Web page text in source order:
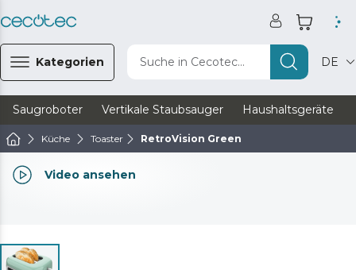
Kategorien Suche in Cecotec... DE
Saugroboter Vertikale Staubsauger Haushaltsgeräte
Küche Toaster RetroVision Green
Video ansehen